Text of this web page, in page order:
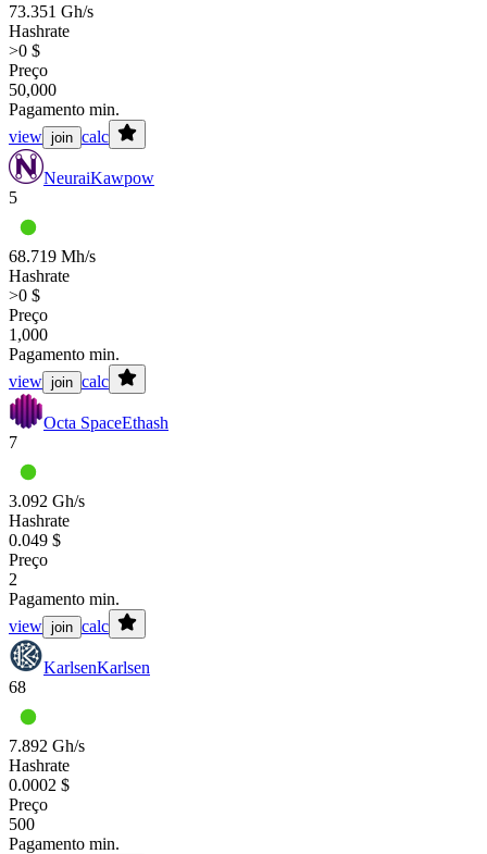
73.351 Gh/s
Hashrate
>0 $
Preço
50,000
Pagamento min.
view join calc
NeuraiKawpow
5
68.719 Mh/s
Hashrate
>0 $
Preço
1,000
Pagamento min.
view join calc
Octa SpaceEthash
7
3.092 Gh/s
Hashrate
0.049 $
Preço
2
Pagamento min.
view join calc
KarlsenKarlsen
68
7.892 Gh/s
Hashrate
0.0002 $
Preço
500
Pagamento min.